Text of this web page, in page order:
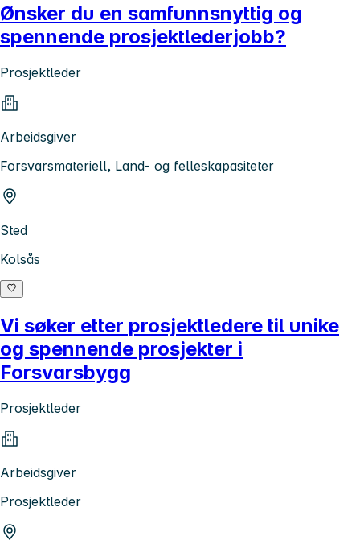
Ønsker du en samfunnsnyttig og
spennende prosjektlederjobb?
Prosjektleder
Arbeidsgiver
Forsvarsmateriell, Land- og felleskapasiteter
Sted
Kolsås
Vi søker etter prosjektledere til unike
og spennende prosjekter i
Forsvarsbygg
Prosjektleder
Arbeidsgiver
Prosjektleder